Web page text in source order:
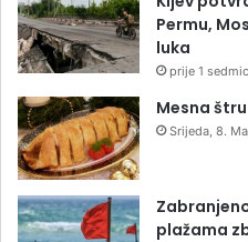
Permu,
luka
prije 1
Mesna
Srijeda, 8.
plažama